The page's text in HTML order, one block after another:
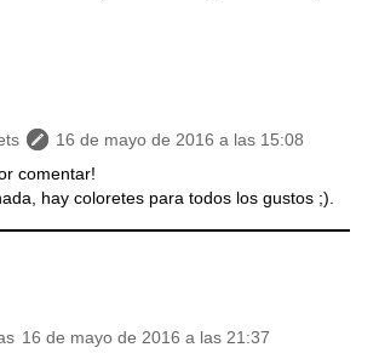
16 de mayo de 2016 a las 15:08
comentar!
hay coloretes para todos los gustos ;).
16 de mayo de 2016 a las 21:37